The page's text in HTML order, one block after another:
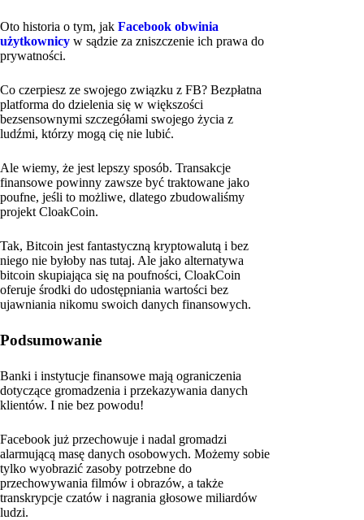
Oto historia o tym, jak Facebook obwinia
użytkownicy w sądzie za zniszczenie ich prawa do
prywatności.
Co czerpiesz ze swojego związku z FB? Bezpłatna
platforma do dzielenia się w większości
bezsensownymi szczegółami swojego życia z
ludźmi, którzy mogą cię nie lubić.
Ale wiemy, że jest lepszy sposób. Transakcje
finansowe powinny zawsze być traktowane jako
poufne, jeśli to możliwe, dlatego zbudowaliśmy
projekt CloakCoin.
Tak, Bitcoin jest fantastyczną kryptowalutą i bez
niego nie byłoby nas tutaj. Ale jako alternatywa
bitcoin skupiająca się na poufności, CloakCoin
oferuje środki do udostępniania wartości bez
ujawniania nikomu swoich danych finansowych.
Podsumowanie
Banki i instytucje finansowe mają ograniczenia
dotyczące gromadzenia i przekazywania danych
klientów. I nie bez powodu!
Facebook już przechowuje i nadal gromadzi
alarmującą masę danych osobowych. Możemy sobie
tylko wyobrazić zasoby potrzebne do
przechowywania filmów i obrazów, a także
transkrypcje czatów i nagrania głosowe miliardów
ludzi.